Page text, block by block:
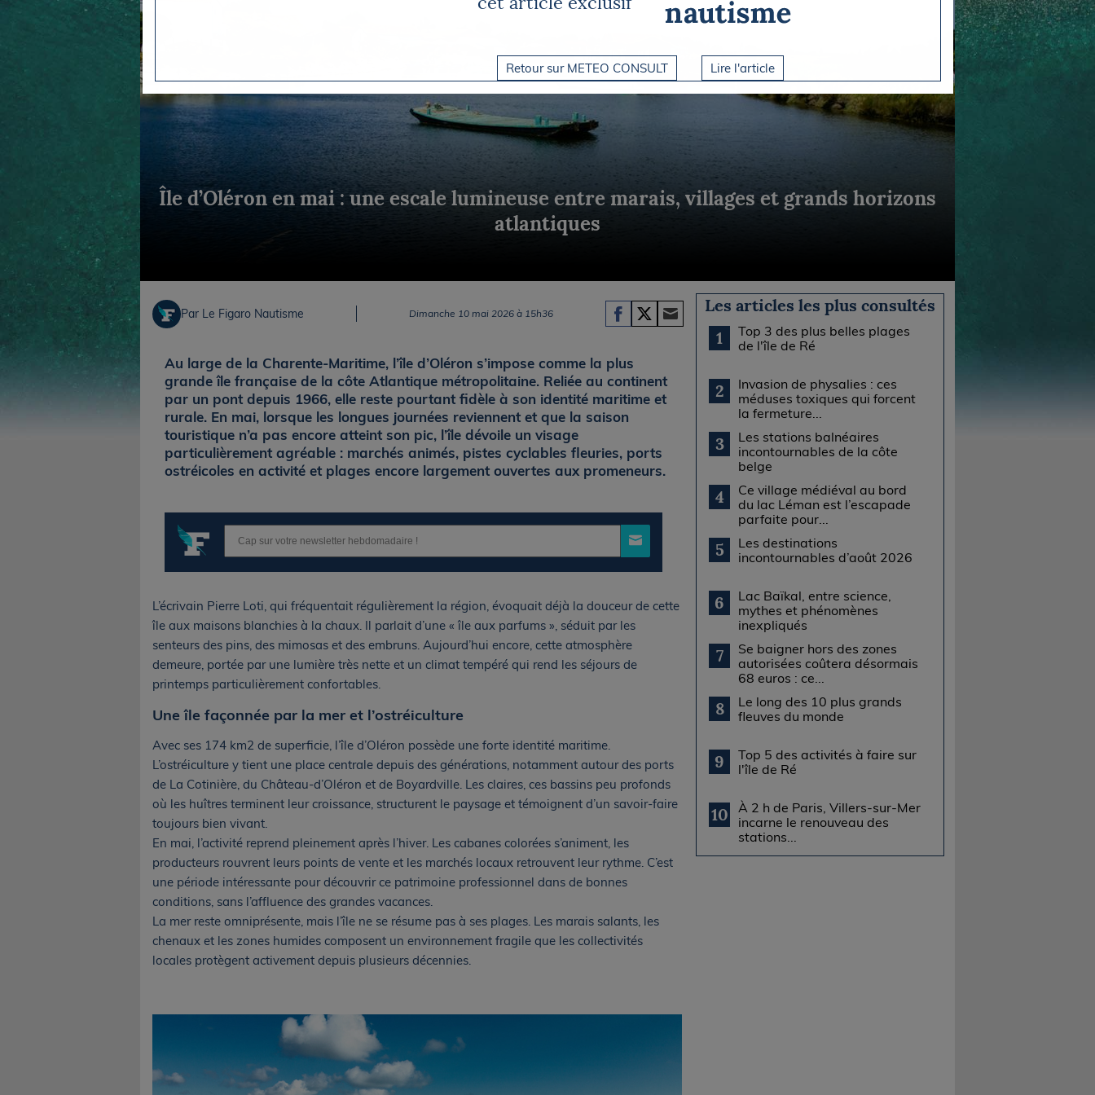
Glisse
Briefings
FLASH INFO
Île d’Oléron en mai : une escale lumineuse entre marais, villages et grands horizons
atlantiques
Par Le Figaro Nautisme Dimanche 10 mai 2026 à 15h36
Au large de la Charente-Maritime, l’île d’Oléron s’impose comme la plus
grande île française de la côte Atlantique métropolitaine. Reliée au continent
par un pont depuis 1966, elle reste pourtant fidèle à son identité maritime et
rurale. En mai, lorsque les longues journées reviennent et que la saison
touristique n’a pas encore atteint son pic, l’île dévoile un visage
particulièrement agréable : marchés animés, pistes cyclables fleuries, ports
ostréicoles en activité et plages encore largement ouvertes aux promeneurs.
L’écrivain Pierre Loti, qui fréquentait régulièrement la région, évoquait déjà la douceur de cette
île aux maisons blanchies à la chaux. Il parlait d’une « île aux parfums », séduit par les
senteurs des pins, des mimosas et des embruns. Aujourd’hui encore, cette atmosphère
demeure, portée par une lumière très nette et un climat tempéré qui rend les séjours de
printemps particulièrement confortables.
Une île façonnée par la mer et l’ostréiculture
Avec ses 174 km2 de superficie, l’île d’Oléron possède une forte identité maritime.
L’ostréiculture y tient une place centrale depuis des générations, notamment autour des ports
de La Cotinière, du Château-d’Oléron et de Boyardville. Les claires, ces bassins peu profonds
où les huîtres terminent leur croissance, structurent le paysage et témoignent d’un savoir-faire
toujours bien vivant.
En mai, l’activité reprend pleinement après l’hiver. Les cabanes colorées s’animent, les
producteurs rouvrent leurs points de vente et les marchés locaux retrouvent leur rythme. C’est
une période intéressante pour découvrir ce patrimoine professionnel dans de bonnes
conditions, sans l’affluence des grandes vacances.
La mer reste omniprésente, mais l’île ne se résume pas à ses plages. Les marais salants, les
chenaux et les zones humides composent un environnement fragile que les collectivités
locales protègent activement depuis plusieurs décennies.
Les articles les plus consultés
1
Top 3 des plus belles plages
de l'île de Ré
2
Invasion de physalies : ces
méduses toxiques qui forcent
la fermeture...
3
Les stations balnéaires
incontournables de la côte
belge
4
Ce village médiéval au bord
du lac Léman est l’escapade
parfaite pour...
5
Les destinations
incontournables d’août 2026
6
Lac Baïkal, entre science,
mythes et phénomènes
inexpliqués
7
Se baigner hors des zones
autorisées coûtera désormais
68 euros : ce...
8
Le long des 10 plus grands
fleuves du monde
9
Top 5 des activités à faire sur
l'île de Ré
10
À 2 h de Paris, Villers-sur-Mer
incarne le renouveau des
stations...
Retour sur METEO CONSULT Lire l'article